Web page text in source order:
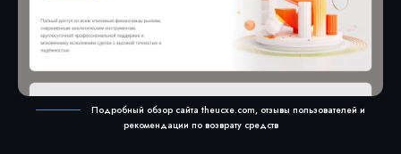
Подробный обзор сайта theucxe.com, отзывы пользователей и
рекомендации по возврату средств